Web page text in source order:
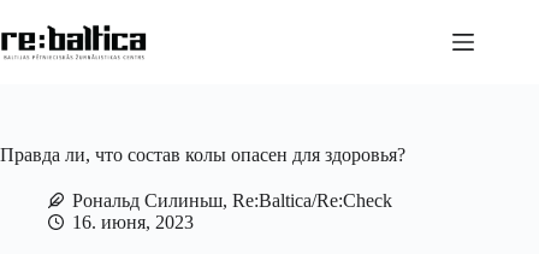
к
сути
Правда ли, что состав колы опасен для здоровья?
Рональд Силиньш, Re:Baltica/Re:Check
16. июня, 2023